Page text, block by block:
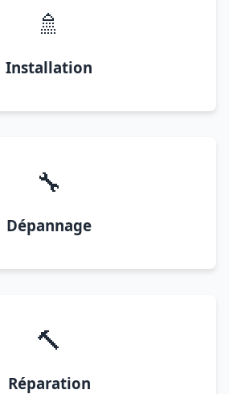
🚿
Installation
🔧
Dépannage
🔨
Réparation